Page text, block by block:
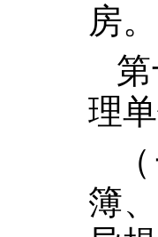
房。
理
簿